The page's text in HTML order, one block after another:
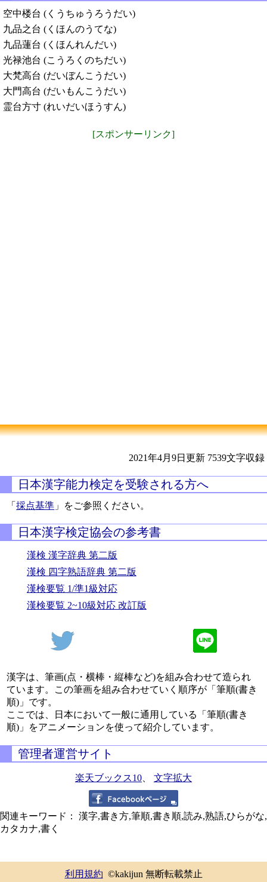
空中楼台 (くうちゅうろうだい)
九品之台 (くほんのうてな)
九品蓮台 (くほんれんだい)
光禄池台 (こうろくのちだい)
大梵高台 (だいぼんこうだい)
大門高台 (だいもんこうだい)
霊台方寸 (れいだいほうすん)
[スポンサーリンク]
2021年4月9日更新 7539文字収録
日本漢字能力検定を受験される方へ
「採点基準 」をご参照ください。
日本漢字検定協会の参考書
漢検 漢字辞典 第二版
漢検 四字熟語辞典 第二版
漢検要覧 1/準1級対応
漢検要覧 2~10級対応 改訂版
漢字は、筆画(点・横棒・縦棒など)を組み合わせて造られ
ています。この筆画を組み合わせていく順序が「筆順(書き
順)」です。
ここでは、日本において一般に通用している「筆順(書き
順)」をアニメーションを使って紹介しています。
管理者運営サイト
楽天ブックス10 文字拡大
関連キーワード： 漢字,書き方,筆順,書き順,読み,熟語,ひらがな,
カタカナ,書く
利用規約 ©kakijun 無断転載禁止